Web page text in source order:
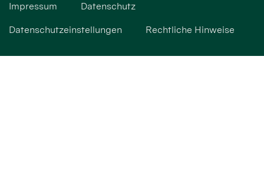
Impressum Datenschutz
Datenschutzeinstellungen Rechtliche Hinweise